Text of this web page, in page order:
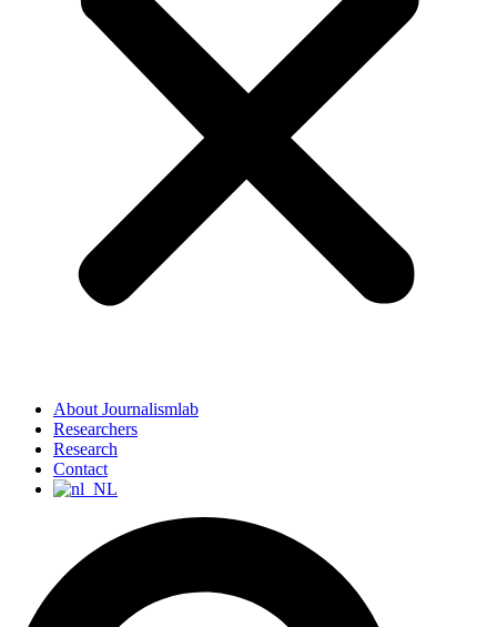
About Journalismlab
Researchers
Research
Contact